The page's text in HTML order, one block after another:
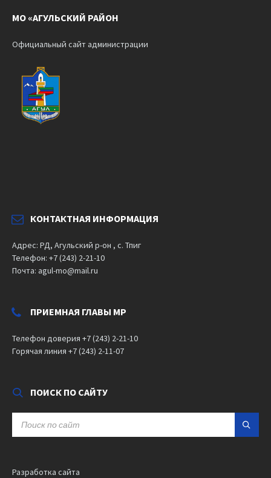
МО «АГУЛЬСКИЙ РАЙОН
Официальный сайт администрации
КОНТАКТНАЯ ИНФОРМАЦИЯ
Адрес: РД, Агульский р-он , с. Тпиг
Телефон: +7 (243) 2-21-10
Почта: agul-mo@mail.ru
ПРИЕМНАЯ ГЛАВЫ МР
Телефон доверия +7 (243) 2-21-10
Горячая линия +7 (243) 2-11-07
ПОИСК ПО САЙТУ
Разработка сайта